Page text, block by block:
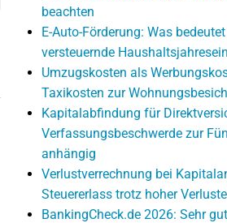
beachten
E-Auto-Förderung: Was
versteuernde
Umzugskosten als
Taxikosten zur
Kapitalabfindung für
Verfassungsbeschwerde zur
anhängig
Verlustverrechnung bei
Steuererlass trotz hoher
BankingCheck.de 2026: Sehr